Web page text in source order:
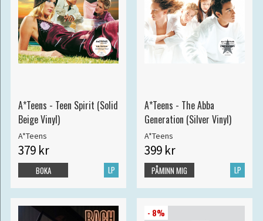
A*Teens - Teen Spirit (Solid
Beige Vinyl)
A*Teens
379 kr
LP
BOKA
A*Teens - The Abba
Generation (Silver Vinyl)
A*Teens
399 kr
LP
PÅMINN MIG
- 8%